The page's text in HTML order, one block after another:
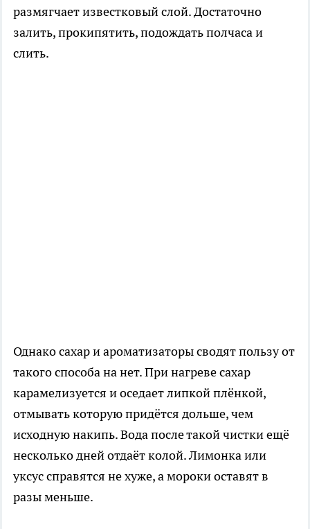
размягчает известковый слой. Достаточно
залить, прокипятить, подождать полчаса и
слить.
Однако сахар и ароматизаторы сводят пользу от
такого способа на нет. При нагреве сахар
карамелизуется и оседает липкой плёнкой,
отмывать которую придётся дольше, чем
исходную накипь. Вода после такой чистки ещё
несколько дней отдаёт колой. Лимонка или
уксус справятся не хуже, а мороки оставят в
разы меньше.